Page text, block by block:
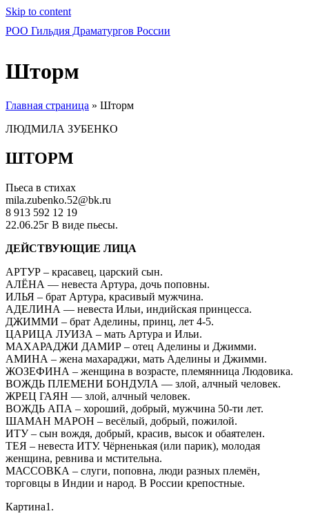
Skip to content
РОО Гильдия Драматургов России
Шторм
Главная страница » Шторм
ЛЮДМИЛА ЗУБЕНКО
ШТОРМ
Пьеса в стихах
mila.zubenko.52@bk.ru
8 913 592 12 19
22.06.25г В виде пьесы.
ДЕЙСТВУЮЩИЕ ЛИЦА
АРТУР – красавец, царский сын.
АЛЁНА — невеста Артура, дочь поповны.
ИЛЬЯ – брат Артура, красивый мужчина.
АДЕЛИНА — невеста Ильи, индийская принцесса.
ДЖИММИ – брат Аделины, принц, лет 4-5.
ЦАРИЦА ЛУИЗА – мать Артура и Ильи.
МАХАРАДЖИ ДАМИР – отец Аделины и Джимми.
АМИНА – жена махараджи, мать Аделины и Джимми.
ЖОЗЕФИНА – женщина в возрасте, племянница Людовика.
ВОЖДЬ ПЛЕМЕНИ БОНДУЛА — злой, алчный человек.
ЖРЕЦ ГАЯН — злой, алчный человек.
ВОЖДЬ АПА – хороший, добрый, мужчина 50-ти лет.
ШАМАН МАРОН – весёлый, добрый, пожилой.
ИТУ – сын вождя, добрый, красив, высок и обаятелен.
ТЕЯ – невеста ИТУ. Чёрненькая (или парик), молодая
женщина, ревнива и мстительна.
МАССОВКА – слуги, поповна, люди разных племён,
торговцы в Индии и народ. В России крепостные.
Картина1.